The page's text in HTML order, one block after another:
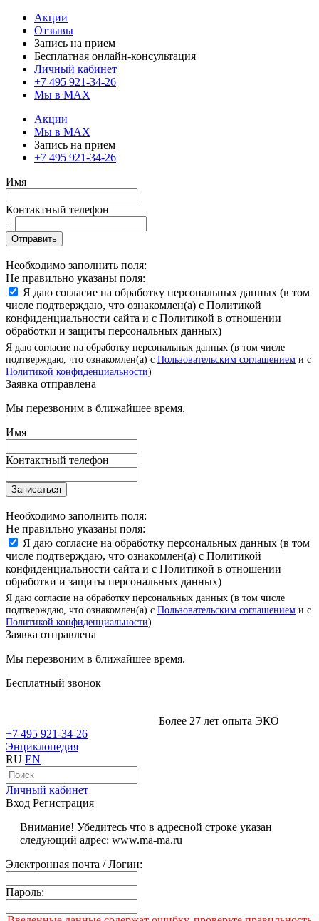
Акции
Отзывы
Запись на прием
Бесплатная онлайн-консультация
Личный кабинет
+7 495 921-34-26
Мы в MAX
Акции
Мы в MAX
Запись на прием
+7 495 921-34-26
Имя
Контактный телефон
+
Отправить
Необходимо заполнить поля:
Не правильно указаны поля:
Я даю согласие на обработку персональных данных (в том
числе подтверждаю, что ознакомлен(а) с Политикой
конфиденциальности сайта и с Политикой в отношении
обработки и защиты персональных данных)
Я даю согласие на обработку персональных данных (в том числе
подтверждаю, что ознакомлен(а) с Пользовательским соглашением и с
Политикой конфиденциальности)
Заявка отправлена
Мы перезвоним в ближайшее время.
Имя
Контактный телефон
Записаться
Необходимо заполнить поля:
Не правильно указаны поля:
Я даю согласие на обработку персональных данных (в том
числе подтверждаю, что ознакомлен(а) с Политикой
конфиденциальности сайта и с Политикой в отношении
обработки и защиты персональных данных)
Я даю согласие на обработку персональных данных (в том числе
подтверждаю, что ознакомлен(а) с Пользовательским соглашением и с
Политикой конфиденциальности)
Заявка отправлена
Мы перезвоним в ближайшее время.
Бесплатный звонок
Более 27 лет опыта ЭКО
+7 495 921-34-26
Энциклопедия
RU EN
Личный кабинет
Вход Регистрация
Внимание! Убедитесь что в адресной строке указан
следующий адрес: www.ma-ma.ru
Электронная почта / Логин:
Пароль: